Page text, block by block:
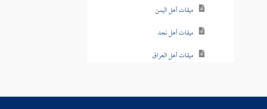
ميقات أهل اليمن
ميقات أهل نجد
ميقات أهل العراق
التعريس بذي الحليفة